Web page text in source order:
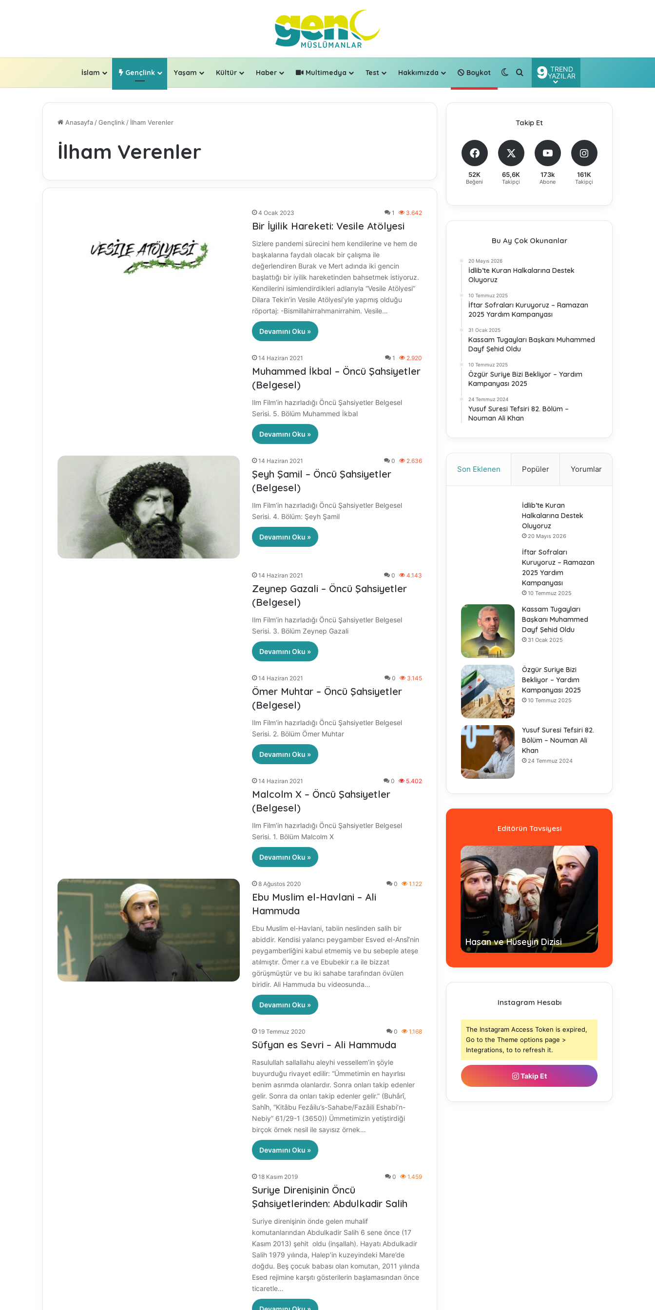
İslam Gençlink Yaşam Kültür Haber Multimedya Test Hakkımızda Boykot Dış görünümü değiştir
Arama yap ...
9 TREND
YAZILAR
Anasayfa /Gençlink / İlham Verenler
İlham Verenler
4 Ocak 2023 1 3.642
Bir İyilik Hareketi: Vesile Atölyesi
Sizlere pandemi sürecini hem kendilerine ve hem de
başkalarına faydalı olacak bir çalışma ile
değerlendiren Burak ve Mert adında iki gencin
başlattığı bir iyilik hareketinden bahsetmek istiyoruz.
Kendilerini isimlendirdikleri adlarıyla “Vesile Atölyesi”
Dilara Tekin’in Vesile Atölyesi’yle yapmış olduğu
röportaj: -Bismillahirrahmanirrahim. Vesile…
Devamını Oku »
14 Haziran 2021 1 2.920
Muhammed İkbal – Öncü Şahsiyetler
(Belgesel)
Ilm Film’in hazırladığı Öncü Şahsiyetler Belgesel
Serisi. 5. Bölüm Muhammed İkbal
Devamını Oku »
14 Haziran 2021 0 2.636
Şeyh Şamil – Öncü Şahsiyetler
(Belgesel)
Ilm Film’in hazırladığı Öncü Şahsiyetler Belgesel
Serisi. 4. Bölüm: Şeyh Şamil
Devamını Oku »
14 Haziran 2021 0 4.143
Zeynep Gazali – Öncü Şahsiyetler
(Belgesel)
Ilm Film’in hazırladığı Öncü Şahsiyetler Belgesel
Serisi. 3. Bölüm Zeynep Gazali
Devamını Oku »
14 Haziran 2021 0 3.145
Ömer Muhtar – Öncü Şahsiyetler
(Belgesel)
Ilm Film’in hazırladığı Öncü Şahsiyetler Belgesel
Serisi. 2. Bölüm Ömer Muhtar
Devamını Oku »
14 Haziran 2021 0 5.402
Malcolm X – Öncü Şahsiyetler
(Belgesel)
Ilm Film’in hazırladığı Öncü Şahsiyetler Belgesel
Serisi. 1. Bölüm Malcolm X
Devamını Oku »
8 Ağustos 2020 0 1.122
Ebu Muslim el-Havlani – Ali
Hammuda
Ebu Muslim el-Havlani, tabiin neslinden salih bir
abiddir. Kendisi yalancı peygamber Esved el-Ansî’nin
peygamberliğini kabul etmemiş ve bu sebeple ateşe
atılmıştır. Ömer r.a ve Ebubekir r.a ile bizzat
görüşmüştür ve bu iki sahabe tarafından övülen
biridir. Ali Hammuda bu videosunda…
Devamını Oku »
19 Temmuz 2020 0 1.168
Süfyan es Sevri – Ali Hammuda
Rasulullah sallallahu aleyhi vessellem’in şöyle
buyurduğu rivayet edilir: “Ümmetimin en hayırlısı
benim asrımda olanlardır. Sonra onları takip edenler
gelir. Sonra da onları takip edenler gelir.” (Buhârî,
Sahîh, “Kitâbu Fezâilu’s-Sahabe/Fazâili Eshabi’n-
Nebiy” 61/29-1 (3650)) Ümmetimizin yetiştirdiği
birçok örnek nesil ile sayısız örnek…
Devamını Oku »
18 Kasım 2019 0 1.459
Suriye Direnişinin Öncü
Şahsiyetlerinden: Abdulkadir Salih
Suriye direnişinin önde gelen muhalif
komutanlarından Abdulkadir Salih 6 sene önce (17
Kasım 2013) şehit oldu (inşallah). Hayatı Abdulkadir
Salih 1979 yılında, Halep’in kuzeyindeki Mare’de
doğdu. Beş çocuk babası olan komutan, 2011 yılında
Esed rejimine karşıtı gösterilerin başlamasından önce
ticaretle…
Takip Et
52K
Beğeni
65,6K
Takipçi
173k
Abone
161K
Takipçi
Bu Ay Çok Okunanlar
20 Mayıs 2026
İdlib’te Kuran Halkalarına Destek
Oluyoruz
10 Temmuz 2025
İftar Sofraları Kuruyoruz – Ramazan
2025 Yardım Kampanyası
31 Ocak 2025
Kassam Tugayları Başkanı Muhammed
Dayf Şehid Oldu
10 Temmuz 2025
Özgür Suriye Bizi Bekliyor – Yardım
Kampanyası 2025
24 Temmuz 2024
Yusuf Suresi Tefsiri 82. Bölüm –
Nouman Ali Khan
Son Eklenen Popüler Yorumlar
İdlib’te Kuran
Halkalarına Destek
Oluyoruz
20 Mayıs 2026
İftar Sofraları
Kuruyoruz – Ramazan
2025 Yardım
Kampanyası
10 Temmuz 2025
Kassam Tugayları
Başkanı Muhammed
Dayf Şehid Oldu
31 Ocak 2025
Özgür Suriye Bizi
Bekliyor – Yardım
Kampanyası 2025
10 Temmuz 2025
Yusuf Suresi Tefsiri 82.
Bölüm – Nouman Ali
Khan
24 Temmuz 2024
Editörün Tavsiyesi
Fasih Arapça ile Rap’i
buluşturan genç yetenek:
Abdou Salam
Bakara Suresi Tefsiri -
Nouman Ali Khan
Hasan ve Hüseyin Dizisi
Instagram Hesabı
The Instagram Access Token is expired,
Go to the Theme options page >
Integrations, to to refresh it.
Takip Et